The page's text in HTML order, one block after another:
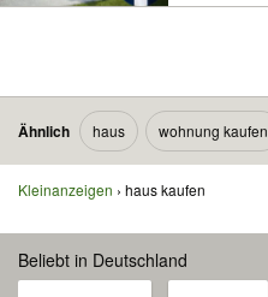
Ähnlich haus wohnung kaufen
Kleinanzeigen haus kaufen
Beliebt in Deutschland